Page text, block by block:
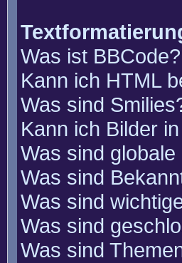
Was ist BBCode?
Kann ich HTML
Was sind
Kann ich Bilder
Was sind
Was sind
Was sind
Was sind
Was sind